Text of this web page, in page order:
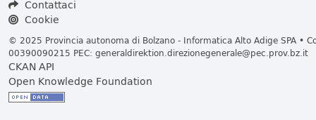
Contattaci
Cookie
© 2025 Provincia autonoma di Bolzano - Informatica Alto Adige SPA •
00390090215 PEC: generaldirektion.direzionegenerale@pec.prov.bz.it
CKAN API
Open Knowledge Foundation